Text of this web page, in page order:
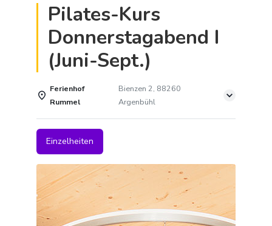
Pilates-Kurs
Donnerstagabend I
(Juni-Sept.)
Ferienhof
Rummel
Bienzen 2, 88260
Argenbühl
Einzelheiten